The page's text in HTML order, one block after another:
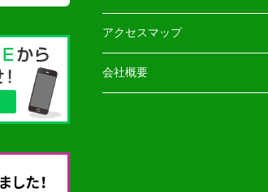
アクセスマップ
会社概要